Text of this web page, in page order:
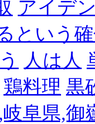
アイデ
という
人は人
鶏料理 黒
阜県,御